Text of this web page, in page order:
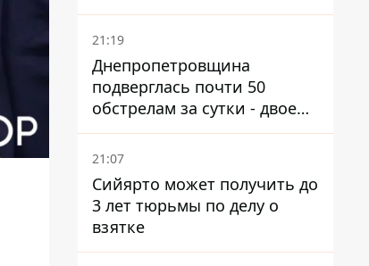
21:19
Днепропетровщина
подверглась почти 50
обстрелам за сутки - двое
погибших, шесть
пострадавших
21:07
Сийярто может получить до
3 лет тюрьмы по делу о
взятке